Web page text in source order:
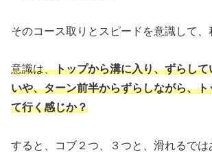
そのコース取りとスピードを意識して、
意識は、トップから溝に入り、ずらして
いや、ターン前半からずらしながら、ト
て行く感じか？
すると、コブ２つ、３つと、滑れるでは